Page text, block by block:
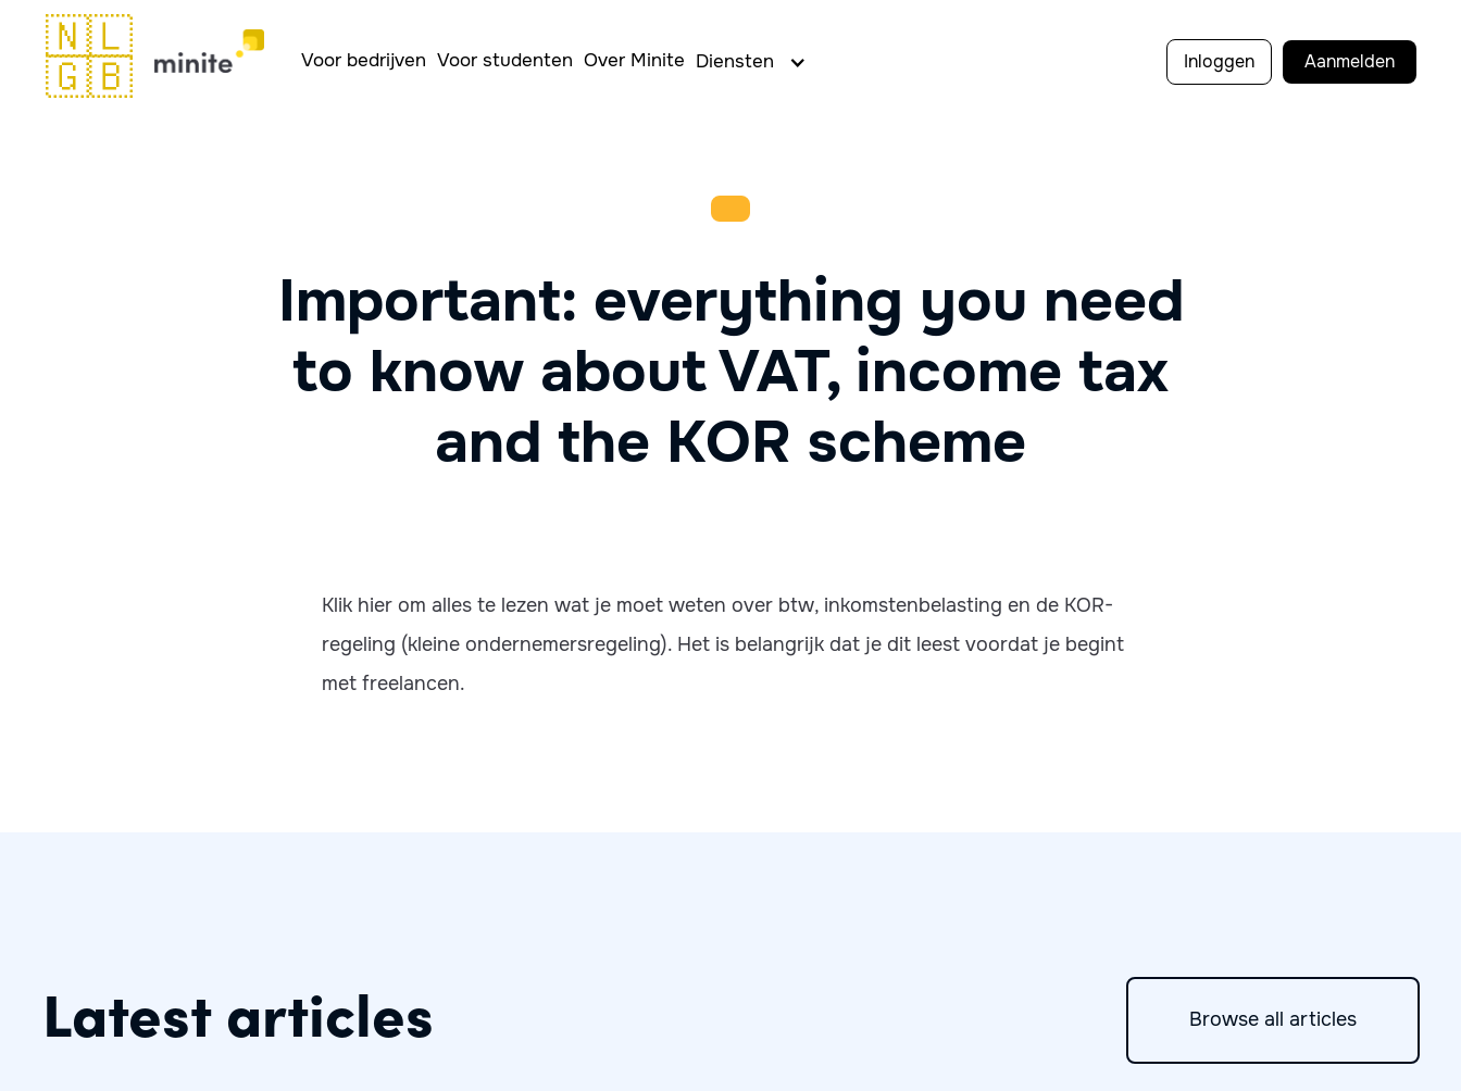
🇳🇱
🇬🇧 Voor bedrijven Voor studenten Over Minite Diensten Inloggen Aanmelden
Important: everything you need
to know about VAT, income tax
and the KOR scheme
Klik hier om alles te lezen wat je moet weten over btw, inkomstenbelasting en de KOR-
regeling (kleine ondernemersregeling). Het is belangrijk dat je dit leest voordat je begint
met freelancen.
Latest articles Browse all articles